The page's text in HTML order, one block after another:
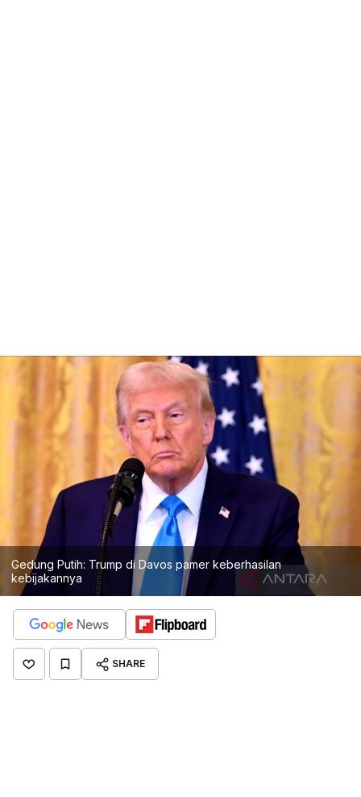
Gedung Putih: Trump di Davos pamer keberhasilan
kebijakannya
SHARE